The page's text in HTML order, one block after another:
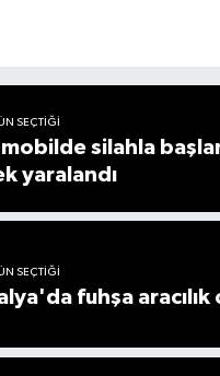
SEÇTIĞI
silahla
yaralandı
SEÇTIĞI
fuhşa